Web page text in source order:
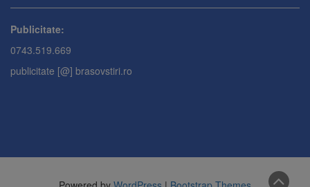
Publicitate:
0743.519.669
publicitate [@] brasovstiri.ro